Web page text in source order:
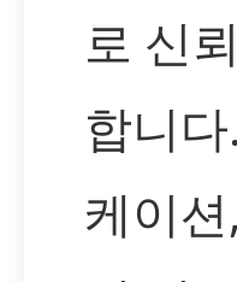
로 신
합니
케이